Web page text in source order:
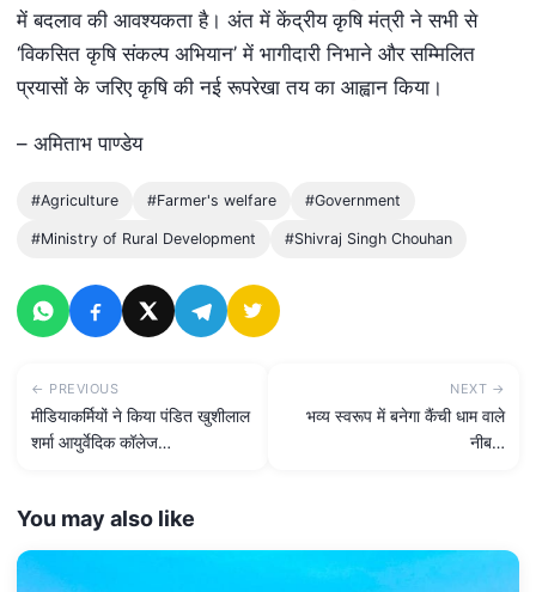
में बदलाव की आवश्यकता है। अंत में केंद्रीय कृषि मंत्री ने सभी से
‘विकसित कृषि संकल्प अभियान’ में भागीदारी निभाने और सम्मिलित
प्रयासों के जरिए कृषि की नई रूपरेखा तय का आह्वान किया।
– अमिताभ पाण्डेय
#Agriculture #Farmer's welfare #Government
#Ministry of Rural Development #Shivraj Singh Chouhan
← PREVIOUS
मीडियाकर्मियों ने किया पंडित खुशीलाल
शर्मा आयुर्वेदिक कॉलेज…
NEXT →
भव्य स्वरूप में बनेगा कैंची धाम वाले
नीब…
You may also like